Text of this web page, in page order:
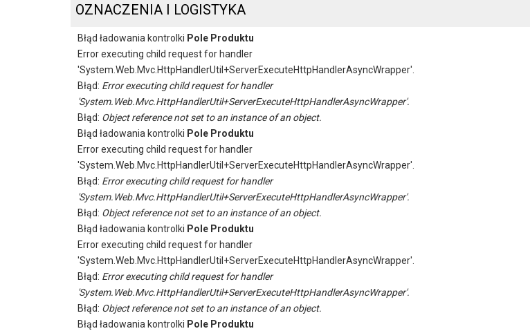
OZNACZENIA I LOGISTYKA
Błąd ładowania kontrolki Pole Produktu
Error executing child request for handler
'System.Web.Mvc.HttpHandlerUtil+ServerExecuteHttpHandlerAsyncWrapper'.
Błąd: Error executing child request for handler
'System.Web.Mvc.HttpHandlerUtil+ServerExecuteHttpHandlerAsyncWrapper'.
Błąd: Object reference not set to an instance of an object.
Błąd ładowania kontrolki Pole Produktu
Error executing child request for handler
'System.Web.Mvc.HttpHandlerUtil+ServerExecuteHttpHandlerAsyncWrapper'.
Błąd: Error executing child request for handler
'System.Web.Mvc.HttpHandlerUtil+ServerExecuteHttpHandlerAsyncWrapper'.
Błąd: Object reference not set to an instance of an object.
Błąd ładowania kontrolki Pole Produktu
Error executing child request for handler
'System.Web.Mvc.HttpHandlerUtil+ServerExecuteHttpHandlerAsyncWrapper'.
Błąd: Error executing child request for handler
'System.Web.Mvc.HttpHandlerUtil+ServerExecuteHttpHandlerAsyncWrapper'.
Błąd: Object reference not set to an instance of an object.
Błąd ładowania kontrolki Pole Produktu